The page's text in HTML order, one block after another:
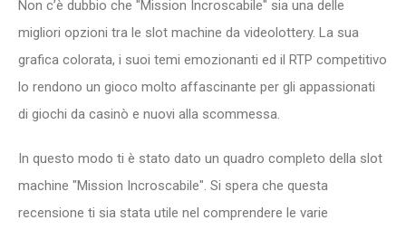
Non c’è dubbio che "Mission Incroscabile" sia una delle
migliori opzioni tra le slot machine da videolottery. La sua
grafica colorata, i suoi temi emozionanti ed il RTP competitivo
lo rendono un gioco molto affascinante per gli appassionati
di giochi da casinò e nuovi alla scommessa.
In questo modo ti è stato dato un quadro completo della slot
machine "Mission Incroscabile". Si spera che questa
recensione ti sia stata utile nel comprendere le varie